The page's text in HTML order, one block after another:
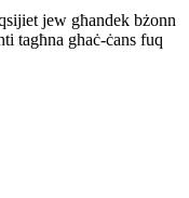
jew għandek bżonn
tagħna ghaċ-ċans fuq